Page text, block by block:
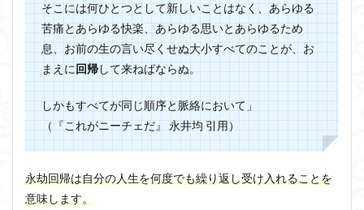
そこには何ひとつとして新しいことはなく、あらゆる
苦痛とあらゆる快楽、あらゆる思いとあらゆるため
息、お前の生の言い尽くせぬ大小すべてのことが、 お
まえに回帰して来ねばならぬ。
しかもすべてが同じ順序と脈絡において」
（『これがニーチェだ』 永井均 引用）
永劫回帰は自分の人生を何度でも繰り返し受け入れることを
意味します。